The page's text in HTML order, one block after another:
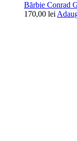
Bărbie Conrad
170,00 lei